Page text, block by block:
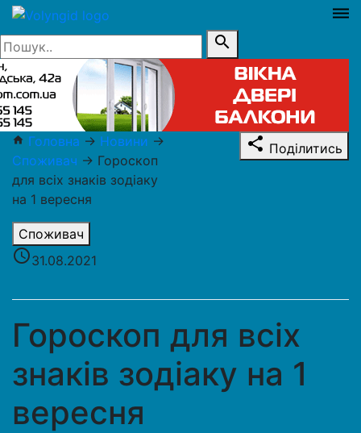
dehaze
search
home Головна → Новини →
Споживач → Гороскоп
для всіх знаків зодіаку
на 1 вересня
Споживач
access_time31.08.2021
share Поділитись
Гороскоп для всіх
знаків зодіаку на 1
вересня